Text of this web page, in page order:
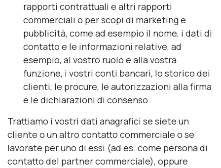
rapporti contrattuali e altri rapporti
commerciali o per scopi di marketing e
pubblicità, come ad esempio il nome, i dati di
contatto e le informazioni relative, ad
esempio, al vostro ruolo e alla vostra
funzione, i vostri conti bancari, lo storico dei
clienti, le procure, le autorizzazioni alla firma
e le dichiarazioni di consenso.
Trattiamo i vostri dati anagrafici se siete un
cliente o un altro contatto commerciale o se
lavorate per uno di essi (ad es. come persona di
contatto del partner commerciale), oppure